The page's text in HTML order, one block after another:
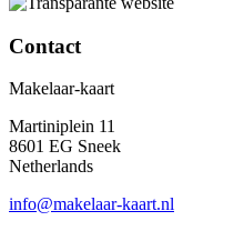
Contact
Makelaar-kaart
Martiniplein 11
8601 EG Sneek
Netherlands
info@makelaar-kaart.nl